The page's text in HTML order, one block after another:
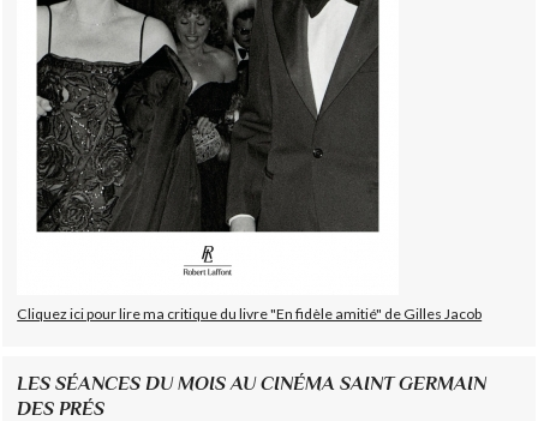
Cliquez ici pour lire ma critique du livre "En fidèle amitié" de Gilles Jacob
LES SÉANCES DU MOIS AU CINÉMA SAINT GERMAIN
DES PRÉS